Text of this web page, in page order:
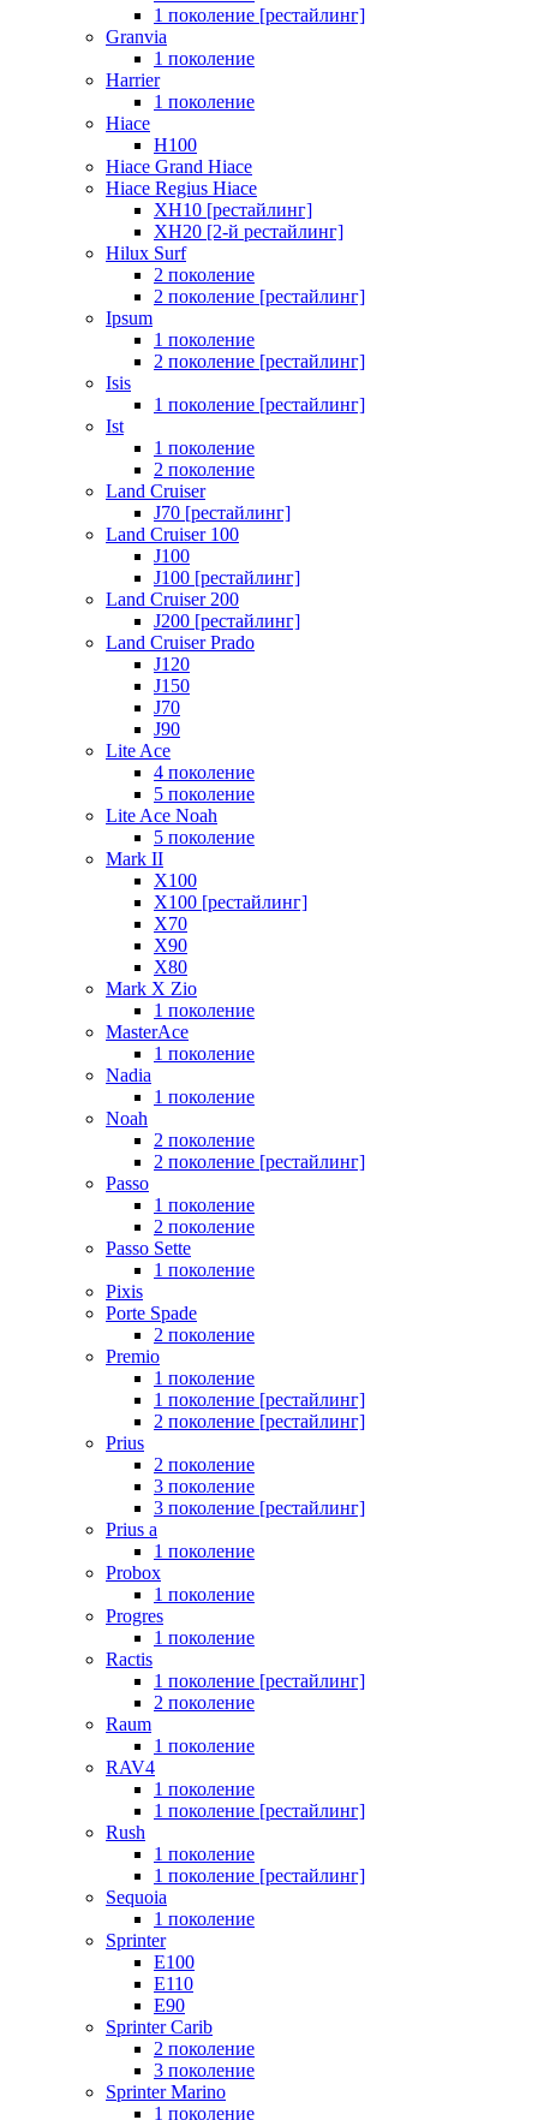
1 поколение [рестайлинг]
Granvia
1 поколение
Harrier
1 поколение
Hiace
H100
Hiace Grand Hiace
Hiace Regius Hiace
XH10 [рестайлинг]
XH20 [2-й рестайлинг]
Hilux Surf
2 поколение
2 поколение [рестайлинг]
Ipsum
1 поколение
2 поколение [рестайлинг]
Isis
1 поколение [рестайлинг]
Ist
1 поколение
2 поколение
Land Cruiser
J70 [рестайлинг]
Land Cruiser 100
J100
J100 [рестайлинг]
Land Cruiser 200
J200 [рестайлинг]
Land Cruiser Prado
J120
J150
J70
J90
Lite Ace
4 поколение
5 поколение
Lite Ace Noah
5 поколение
Mark II
X100
X100 [рестайлинг]
X70
X90
Х80
Mark X Zio
1 поколение
MasterAce
1 поколение
Nadia
1 поколение
Noah
2 поколение
2 поколение [рестайлинг]
Passo
1 поколение
2 поколение
Passo Sette
1 поколение
Pixis
Porte Spade
2 поколение
Premio
1 поколение
1 поколение [рестайлинг]
2 поколение [рестайлинг]
Prius
2 поколение
3 поколение
3 поколение [рестайлинг]
Prius a
1 поколение
Probox
1 поколение
Progres
1 поколение
Ractis
1 поколение [рестайлинг]
2 поколение
Raum
1 поколение
RAV4
1 поколение
1 поколение [рестайлинг]
Rush
1 поколение
1 поколение [рестайлинг]
Sequoia
1 поколение
Sprinter
E100
E110
E90
Sprinter Carib
2 поколение
3 поколение
Sprinter Marino
1 поколение